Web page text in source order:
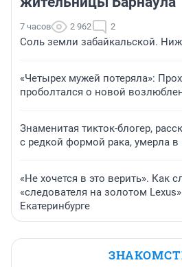
7 часов 2 962 2
Соль земли забайкальской.
«Четырех мужей потеряла»:
проболтался о новой
Знаменитая тикток-блогер,
с редкой формой рака, умерла в
«Не хочется в это верить». Как
«следователя на золотом
Екатеринбурге